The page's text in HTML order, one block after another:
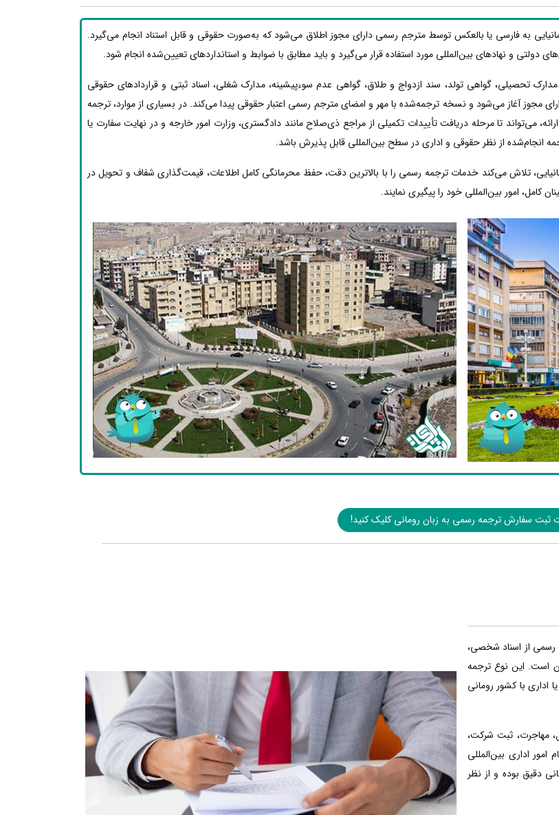
به فارسی یا بالعکس توسط مترجم رسمی دارای مجوز اطلاق می‌شود که به‌صورت حقوقی و قابل استناد انجام می‌گیرد.
دولتی و نهادهای بین‌المللی مورد استفاده قرار می‌گیرد و باید مطابق با ضوابط و استانداردهای تعیین‌شده انجام شود.
مدارک تحصیلی، گواهی تولد، سند ازدواج و طلاق، گواهی عدم سوءپیشینه، مدارک شغلی، اسناد ثبتی و قراردادهای حقوقی
مجوز آغاز می‌شود و نسخه ترجمه‌شده با مهر و امضای مترجم رسمی اعتبار حقوقی پیدا می‌کند. در بسیاری از موارد، ترجمه
می‌تواند تا مرحله دریافت تأییدات تکمیلی از مراجع ذی‌صلاح مانند دادگستری، وزارت امور خارجه و در نهایت سفارت یا
انجام‌شده از نظر حقوقی و اداری در سطح بین‌المللی قابل پذیرش باشد.
تلاش می‌کند خدمات ترجمه رسمی را با بالاترین دقت، حفظ محرمانگی کامل اطلاعات، قیمت‌گذاری شفاف و تحویل در
کامل، امور بین‌المللی خود را پیگیری نمایند.
سفارش ترجمه رسمی به زبان رومانی کلیک کنید!
رسمی از اسناد شخصی،
است. این نوع ترجمه
اداری با کشور رومانی
مهاجرت، ثبت شرکت،
امور اداری بین‌المللی
دقیق بوده و از نظر